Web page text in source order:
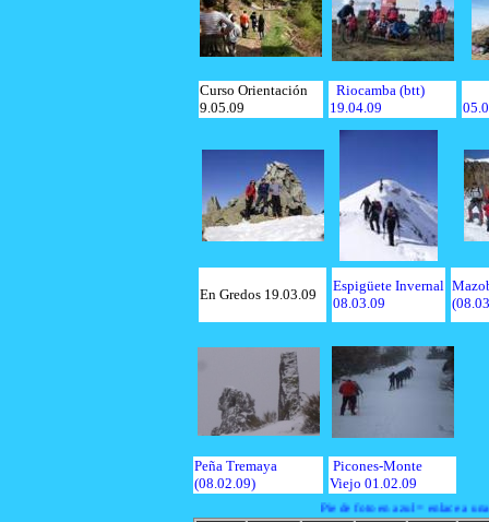
Curso Orientación
9.05.09
Riocamba (btt)
19.04.09
En Gredos 19.03.09
Espigüete Invernal
08.03.09
Peña Tremaya
(08.02.09)
Picones-Monte
Viejo 01.02.09
Pie de foto en azul = enlace a